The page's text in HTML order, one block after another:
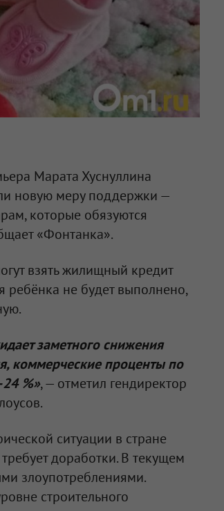
Марата Хуснуллина
новую меру поддержки —
которые обязуются
«Фонтанка».
взять жилищный кредит
ребёнка не будет выполнено,
заметного снижения
коммерческие проценты по
%», — отметил гендиректор
ситуации в стране
доработки. В текущем
злоупотреблениями.
строительного